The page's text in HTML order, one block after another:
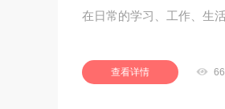
在日常的学习、工作、生
查看详情 